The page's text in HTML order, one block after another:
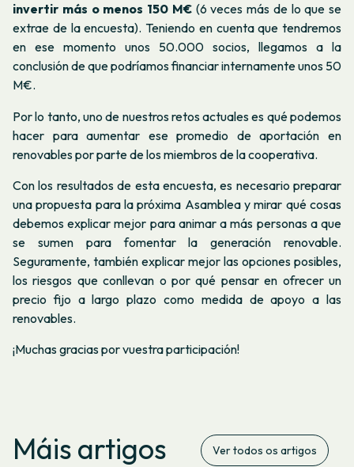
invertir más o menos 150 M€(6 veces más de lo que se
extrae de la encuesta). Teniendo en cuenta que tendremos
en ese momento unos 50.000 socios, llegamos a la
conclusión de que podríamos financiar internamente unos 50
M€.
Por lo tanto, uno de nuestros retos actuales es qué podemos
hacer para aumentar ese promedio de aportación en
renovables por parte de los miembros de la cooperativa.
Con los resultados de esta encuesta, es necesario preparar
una propuesta para la próxima Asamblea y mirar qué cosas
debemos explicar mejor para animar a más personas a que
se sumen para fomentar la generación renovable.
Seguramente, también explicar mejor las opciones posibles,
los riesgos que conllevan o por qué pensar en ofrecer un
precio fijo a largo plazo como medida de apoyo a las
renovables.
¡Muchas gracias por vuestra participación!
Máis artigos Ver todos os artigos